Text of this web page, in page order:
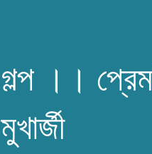
গল্প ।।
মুখার্জী